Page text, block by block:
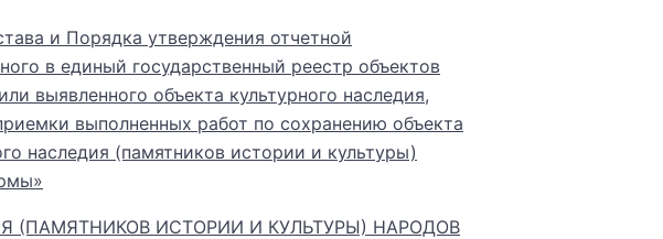
и Порядка утверждения отчетной
в единый государственный реестр объектов
выявленного объекта культурного наследия,
выполненных работ по сохранению объекта
наследия (памятников истории и культуры)
(ПАМЯТНИКОВ ИСТОРИИ И КУЛЬТУРЫ) НАРОДОВ